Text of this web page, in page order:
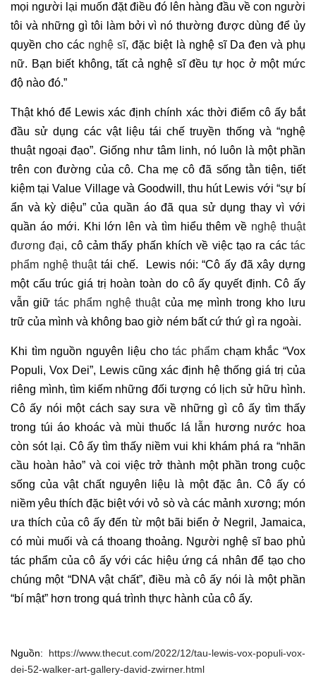
mọi người lại muốn đặt điều đó lên hàng đầu về con người
tôi và những gì tôi làm bởi vì nó thường được dùng để ủy
quyền cho các nghệ sĩ, đặc biệt là nghệ sĩ Da đen và phụ
nữ. Bạn biết không, tất cả nghệ sĩ đều tự học ở một mức
độ nào đó.”
Thật khó để Lewis xác định chính xác thời điểm cô ấy bắt
đầu sử dụng các vật liệu tái chế truyền thống và “nghệ
thuật ngoại đạo”. Giống như tâm linh, nó luôn là một phần
trên con đường của cô. Cha mẹ cô đã sống tằn tiện, tiết
kiệm tại Value Village và Goodwill, thu hút Lewis với “sự bí
ẩn và kỳ diệu” của quần áo đã qua sử dụng thay vì với
quần áo mới. Khi lớn lên và tìm hiểu thêm về nghệ thuật
đương đại, cô cảm thấy phấn khích về việc tạo ra cáctác
phẩm nghệ thuậttái chế. Lewis nói: “Cô ấy đã xây dựng
một cấu trúc giá trị hoàn toàn do cô ấy quyết định. Cô ấy
vẫn giữtác phẩm nghệ thuậtcủa mẹ mình trong kho lưu
trữ của mình và không bao giờ ném bất cứ thứ gì ra ngoài.
Khi tìm nguồn nguyên liệu chotác phẩmchạm khắc “Vox
Populi, Vox Dei”, Lewis cũng xác định hệ thống giá trị của
riêng mình, tìm kiếm những đối tượng có lịch sử hữu hình.
Cô ấy nói một cách say sưa về những gì cô ấy tìm thấy
trong túi áo khoác và mùi thuốc lá lẫn hương nước hoa
còn sót lại. Cô ấy tìm thấy niềm vui khi khám phá ra “nhãn
cầu hoàn hảo” và coi việc trở thành một phần trong cuộc
sống của vật chất nguyên liệu là một đặc ân. Cô ấy có
niềm yêu thích đặc biệt với vỏ sò và các mảnh xương; món
ưa thích của cô ấy đến từ một bãi biển ở Negril, Jamaica,
có mùi muối và cá thoang thoảng. Người nghệ sĩ bao phủ
tác phẩm của cô ấy với các hiệu ứng cá nhân để tạo cho
chúng một “DNA vật chất”, điều mà cô ấy nói là một phần
“bí mật” hơn trong quá trình thực hành của cô ấy.
Nguồn: https://www.thecut.com/2022/12/tau-lewis-vox-populi-vox-
dei-52-walker-art-gallery-david-zwirner.html